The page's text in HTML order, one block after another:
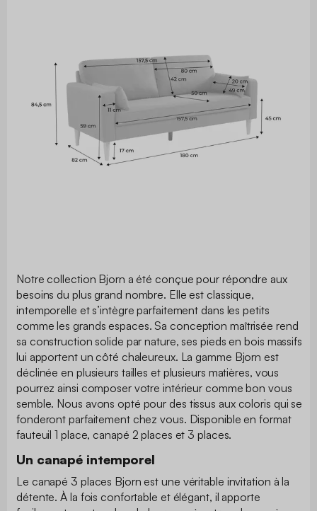
Notre collection Bjorn a été conçue pour répondre aux
besoins du plus grand nombre. Elle est classique,
intemporelle et s’intègre parfaitement dans les petits
comme les grands espaces. Sa conception maîtrisée rend
sa construction solide par nature, ses pieds en bois massifs
lui apportent un côté chaleureux. La gamme Bjorn est
déclinée en plusieurs tailles et plusieurs matières, vous
pourrez ainsi composer votre intérieur comme bon vous
semble. Nous avons opté pour des tissus aux coloris qui se
fonderont parfaitement chez vous. Disponible en format
fauteuil 1 place, canapé 2 places et 3 places.
Un canapé intemporel
Le canapé 3 places Bjorn est une véritable invitation à la
détente. À la fois confortable et élégant, il apporte